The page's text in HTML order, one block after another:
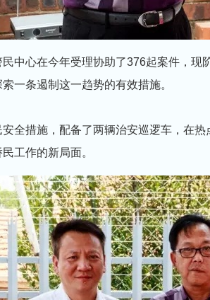
中心在今年受理协助了376起案件，现
一条遏制这一趋势的有效措施。
全措施，配备了两辆治安巡逻车，在
工作的新局面。